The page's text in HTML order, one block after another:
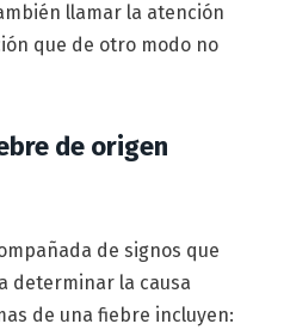
llamar la atención
que de otro modo no
de origen
de signos que
determinar la causa
de una fiebre incluyen: